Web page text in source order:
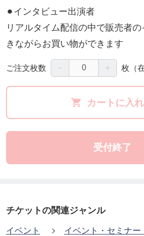
⚫︎インタビュー出演者
リアルタイム配信の中で販売者
きながらお買い物ができます
・鎌倉で新年運気アップと開運ツ
・ATR PLUS GEL（口腔ジェル）
・ビューティーライザーセルフラ
器）3週間体験プログラム
ズ、さつまいも、かぼちゃ）
ご注文枚数 － ＋ 枚 （
カートに入
受付終了
チケットの関連ジャンル
イベント イベント・セミナー